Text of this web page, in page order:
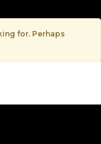
for. Perhaps